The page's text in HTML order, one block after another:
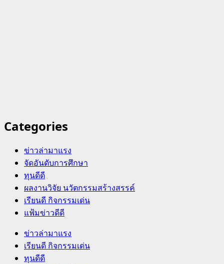
Categories
ข่าวล่ามาแรง
จัดอันดับการศึกษา
ทุนดีดี
ผลงานวิจัย นวัตกรรมสร้างสรรค์
เรียนดี กิจกรรมเด่น
แฟ้มข่าวดีดี
Primary
Menu
ข่าวล่ามาแรง
เรียนดี กิจกรรมเด่น
ทุนดีดี